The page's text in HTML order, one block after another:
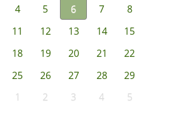
4 5 6 7
8
11 12 13 14
15
18 19 20 21
22
25 26 27 28
29
1 2 3 4 5